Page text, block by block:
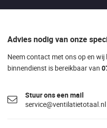
Advies nodig van onze
Neem contact met ons op en wij
binnendienst is bereikbaar van
Stuur ons een mail
service@ventilatietotaal.nl